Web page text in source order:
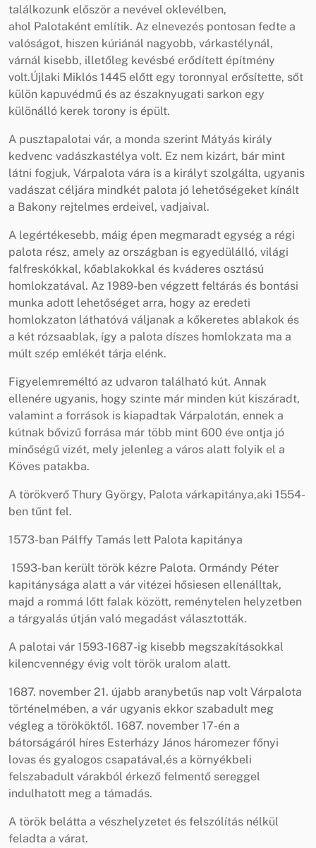
találkozunk először a nevével oklevélben,
ahol Palotaként említik. Az elnevezés pontosan fedte a
valóságot, hiszen kúriánál nagyobb, várkastélynál,
várnál kisebb, illetőleg kevésbé erődített építmény
volt.Újlaki Miklós 1445 előtt egy toronnyal erősítette, sőt
külön kapuvédmű és az északnyugati sarkon egy
különálló kerek torony is épült.
A pusztapalotai vár, a monda szerint Mátyás király
kedvenc vadászkastélya volt. Ez nem kizárt, bár mint
látni fogjuk, Várpalota vára is a királyt szolgálta, ugyanis
vadászat céljára mindkét palota jó lehetőségeket kínált
a Bakony rejtelmes erdeivel, vadjaival.
A legértékesebb, máig épen megmaradt egység a régi
palota rész, amely az országban is egyedülálló, világi
falfreskókkal, kőablakokkal és kváderes osztású
homlokzatával. Az 1989-ben végzett feltárás és bontási
munka adott lehetőséget arra, hogy az eredeti
homlokzaton láthatóvá váljanak a kőkeretes ablakok és
a két rózsaablak, így a palota díszes homlokzata ma a
múlt szép emlékét tárja elénk.
Figyelemreméltó az udvaron található kút. Annak
ellenére ugyanis, hogy szinte már minden kút kiszáradt,
valamint a források is kiapadtak Várpalotán, ennek a
kútnak bővizű forrása már több mint 600 éve ontja jó
minőségű vizét, mely jelenleg a város alatt folyik el a
Köves patakba.
A törökverő Thury György, Palota várkapitánya,aki 1554-
ben tűnt fel.
1573-ban Pálffy Tamás lett Palota kapitánya
1593-ban került török kézre Palota. Ormándy Péter
kapitánysága alatt a vár vitézei hősiesen ellenálltak,
majd a rommá lőtt falak között, reménytelen helyzetben
a tárgyalás útján való megadást választották.
A palotai vár 1593-1687-ig kisebb megszakításokkal
kilencvennégy évig volt török uralom alatt.
1687. november 21. újabb aranybetűs nap volt Várpalota
történelmében, a vár ugyanis ekkor szabadult meg
végleg a törököktől. 1687. november 17-én a
bátorságáról híres Esterházy János háromezer főnyi
lovas és gyalogos csapatával,és a környékbeli
felszabadult várakból érkező felmentő sereggel
indulhatott meg a támadás.
A török belátta a vészhelyzetet és felszólítás nélkül
feladta a várat.